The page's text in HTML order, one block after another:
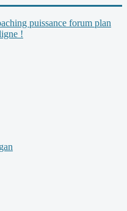
puissance forum plan
!